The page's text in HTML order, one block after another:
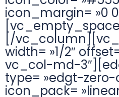
icon_margin= »0 0
[vc_empty_space
[/
width= »1/2″
vc_col-md-
type= »edgt-zero-
icon_pack=